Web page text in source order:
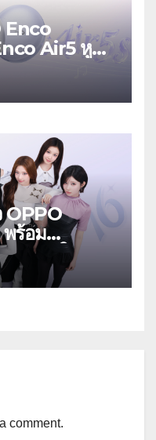
Enco
Air5 หูฟัง
พร้อมระบบ
ยเหมือนไม่ได้
OPPO
ร้อม
ใน
นสัมผัส
มกว้างพิเศษที่
comment.